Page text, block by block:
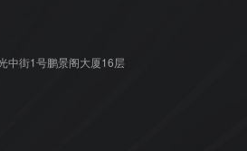
中街1号鹏景阁大厦16层